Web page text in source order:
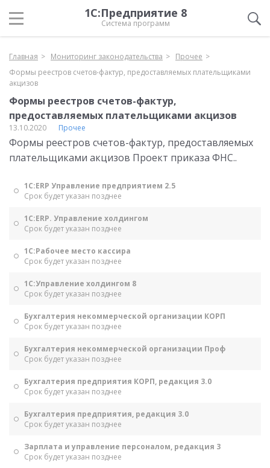
1С:Предприятие 8
Система программ
Главная Мониторинг законодательства
Прочее
Формы реестров счетов-фактур, предоставляемых плательщиками
акцизов
Формы реестров счетов-фактур,
предоставляемых плательщиками акцизов
13.10.2020 Прочее
Формы реестров счетов-фактур, предоставляемых
плательщиками акцизов Проект приказа ФНС..
1С:ERP Управление предприятием 2.5
Срок будет указан позднее
1С:ERP. Управление холдингом
Срок будет указан позднее
1С:Рабочее место кассира
Срок будет указан позднее
1С:Управление холдингом 8
Срок будет указан позднее
Бухгалтерия некоммерческой организации КОРП
Срок будет указан позднее
Бухгалтерия некоммерческой организации Проф
Срок будет указан позднее
Бухгалтерия предприятия КОРП, редакция 3.0
Срок будет указан позднее
Бухгалтерия предприятия, редакция 3.0
Срок будет указан позднее
Зарплата и управление персоналом, редакция 3
Срок будет указан позднее